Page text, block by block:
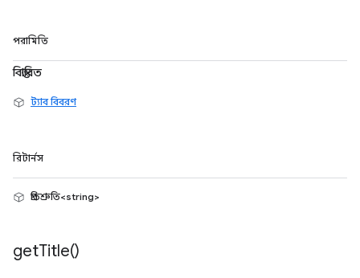
পরামিতি
বিস্তারিত
ট্যাব বিবরণ
রিটার্নস
প্রতিশ্রুতি<string>
getTitle()